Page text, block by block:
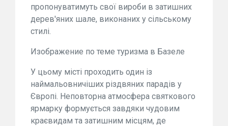
пропонуватимуть свої вироби в затишних
дерев'яних шале, виконаних у сільському
стилі.
Изображение по теме туризма в Базеле
У цьому місті проходить один із
наймальовничіших різдвяних парадів у
Європі. Неповторна атмосфера святкового
ярмарку формується завдяки чудовим
краєвидам та затишним місцям, де